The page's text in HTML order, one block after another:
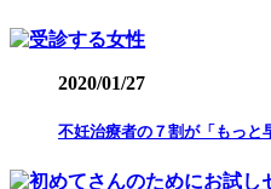
2020/01/27
不妊治療者の７割が「もっと